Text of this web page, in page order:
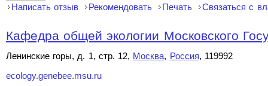
Написать отзыв Рекомендовать Печать Связаться с
Кафедра общей экологии Московского
Ленинские горы, д. 1, стр. 12, Москва, Россия, 119992
ecology.genebee.msu.ru